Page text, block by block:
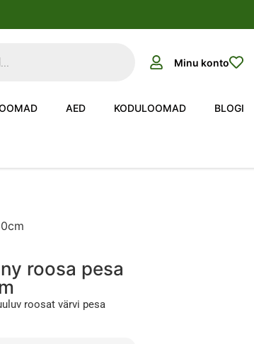
Minu konto
AED KODULOOMAD BLOGI
roosa pesa
roosat värvi pesa